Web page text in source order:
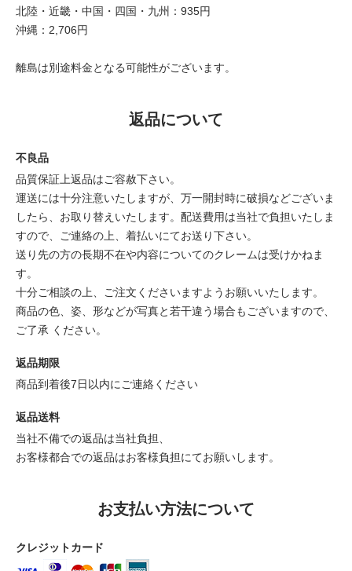
北陸・近畿・中国・四国・九州：935円
沖縄：2,706円
離島は別途料金となる可能性がございます。
返品について
不良品
品質保証上返品はご容赦下さい。
運送には十分注意いたしますが、万一開封時に破損などございま
したら、お取り替えいたします。配送費用は当社で負担いたしま
すので、ご連絡の上、着払いにてお送り下さい。
送り先の方の長期不在や内容についてのクレームは受けかねま
す。
十分ご相談の上、ご注文くださいますようお願いいたします。
商品の色、姿、形などが写真と若干違う場合もございますので、
ご了承 ください。
返品期限
商品到着後7日以内にご連絡ください
返品送料
当社不備での返品は当社負担、
お客様都合での返品はお客様負担にてお願いします。
お支払い方法について
クレジットカード